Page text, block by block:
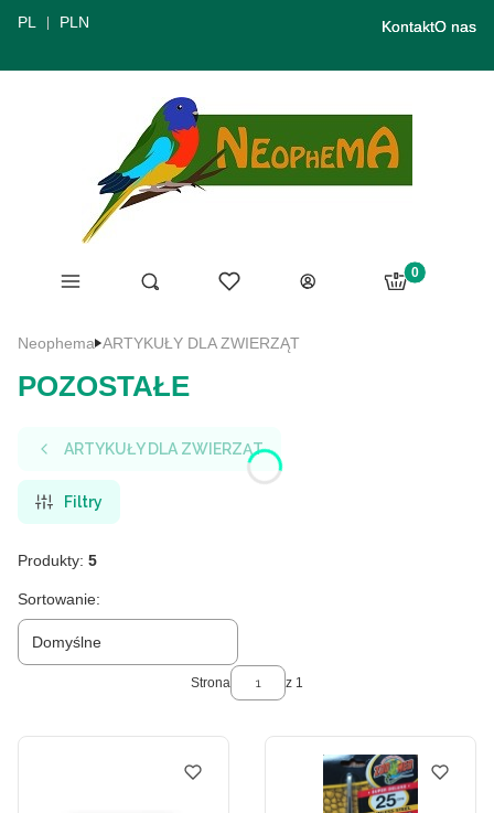
PL PLN KontaktO nas
Menu Otwórz wyszukiwarkę
Szukaj Ulubione
Zaloguj się
Produkty w
Koszyk
Neophema ARTYKUŁY DLA ZWIERZĄT
POZOSTAŁE
ARTYKUŁY DLA ZWIERZĄT
Filtry
Produkty: 5
Lista produktów
Sortowanie:
Domyślne
Strona z 1